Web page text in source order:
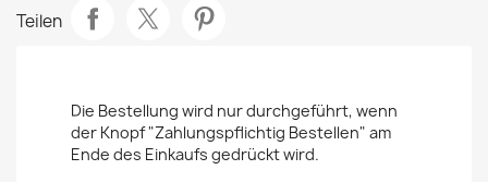
Teilen
Die Bestellung wird nur durchgeführt, wenn
der Knopf "Zahlungspflichtig Bestellen" am
Ende des Einkaufs gedrückt wird.